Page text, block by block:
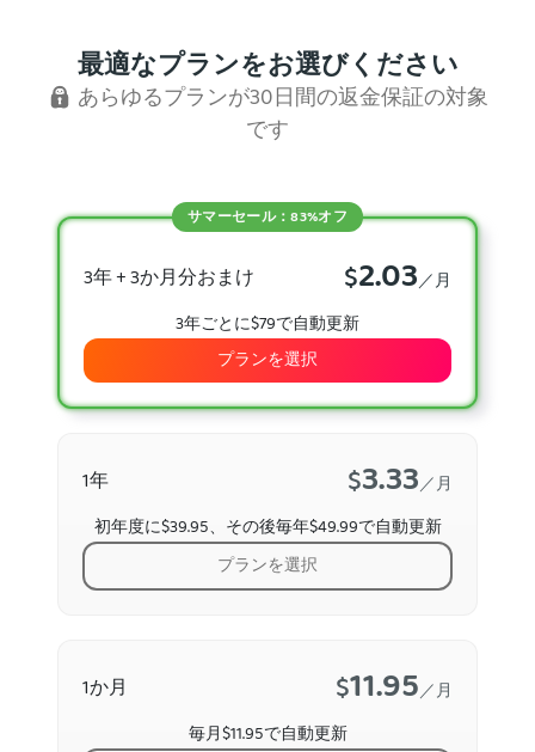
最適なプランをお選びください
あらゆるプランが30日間の返金保証の対象
です
1か月 $11.95／月
毎月$11.95で自動更新
3年 + 3か月分おまけ $2.03／月
サマーセール：83%オフ
3年ごとに$79で自動更新
プランを選択
1年 $3.33／月
初年度に$39.95、その後毎年$49.99で自動更新
プランを選択